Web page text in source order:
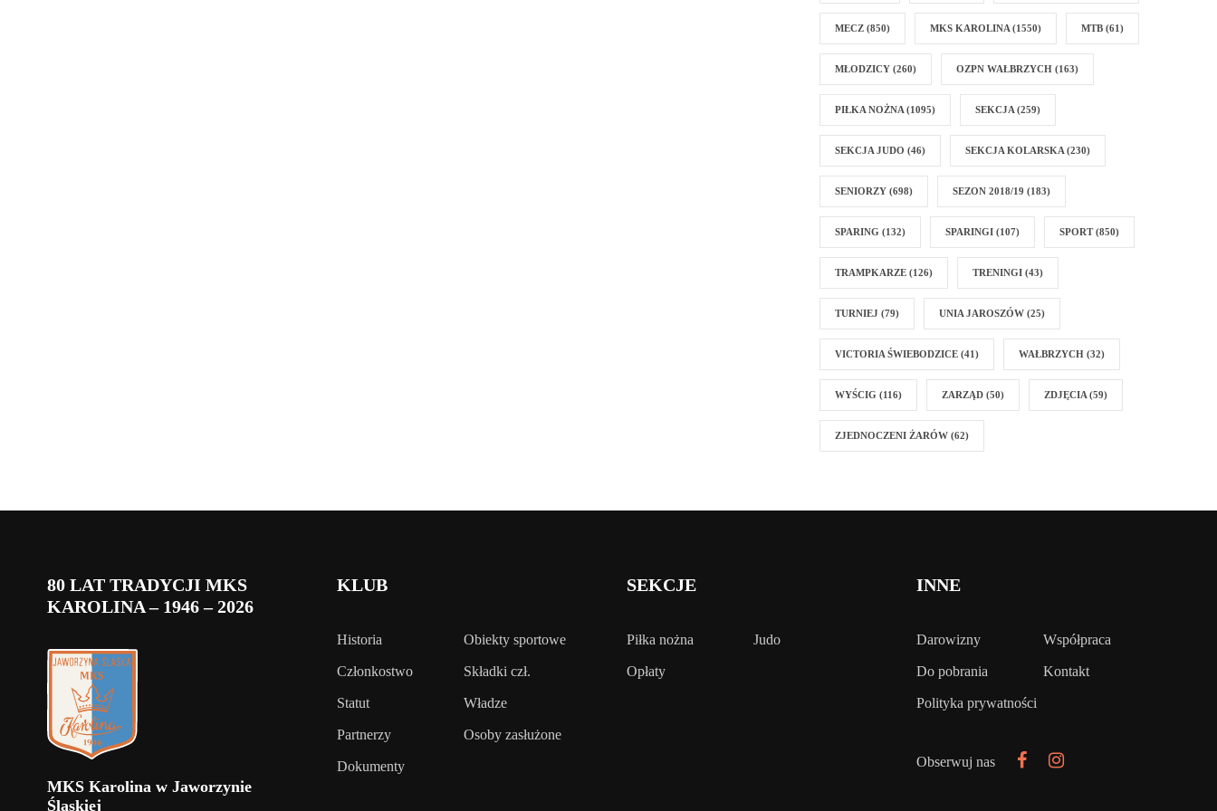
MECZ (850) MKS KAROLINA (1550) MTB (61)
MŁODZICY (260) OZPN WAŁBRZYCH (163)
PIŁKA NOŻNA (1095) SEKCJA (259)
SEKCJA JUDO (46) SEKCJA KOLARSKA (230)
SENIORZY (698) SEZON 2018/19 (183)
SPARING (132) SPARINGI (107) SPORT(850)
TRAMPKARZE (126) TRENINGI (43)
TURNIEJ (79) UNIA JAROSZÓW (25)
VICTORIA ŚWIEBODZICE (41) WAŁBRZYCH (32)
WYŚCIG (116) ZARZĄD (50) ZDJĘCIA (59)
ZJEDNOCZENI ŻARÓW (62)
80 LAT TRADYCJI MKS
KAROLINA – 1946 – 2026
MKS Karolina w Jaworzynie
Śląskiej
KLUB
Historia Obiekty sportowe
Członkostwo Składki czł.
Statut Władze
Partnerzy Osoby zasłużone
Dokumenty
SEKCJE
Piłka nożna Judo
Opłaty
INNE
Darowizny Współpraca
Do pobrania Kontakt
Polityka prywatności
Obserwuj nas